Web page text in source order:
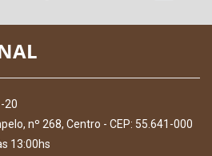
20
nº 268, Centro - CEP: 55.641-000
13:00hs